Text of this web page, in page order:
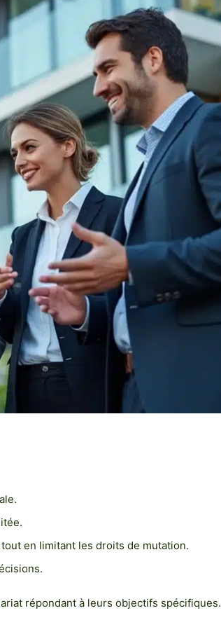
en limitant les droits de mutation.
répondant à leurs objectifs spécifiques.